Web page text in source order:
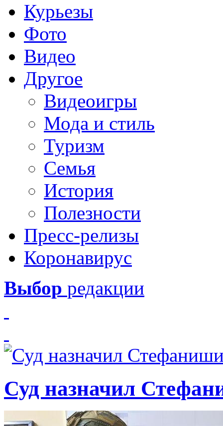
Курьезы
Фото
Видео
Другое
Видеоигры
Мода и стиль
Туризм
Семья
История
Полезности
Пресс-релизы
Коронавирус
Выбор редакции
Суд назначил